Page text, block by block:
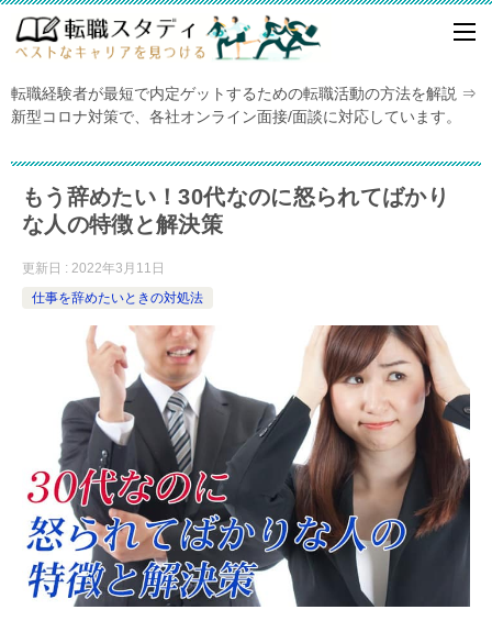
転職経験者が最短で内定ゲットするための転職活動の方法を解説 ⇒
新型コロナ対策で、各社オンライン面接/面談に対応しています。
もう辞めたい！30代なのに怒られてばかり
な人の特徴と解決策
更新日 : 2022年3月11日
仕事を辞めたいときの対処法